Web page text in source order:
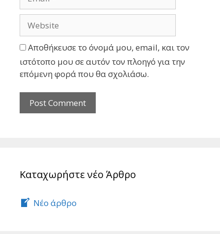
Αποθήκευσε το όνομά μου, email, και τον
ιστότοπο μου σε αυτόν τον πλοηγό για την
επόμενη φορά που θα σχολιάσω.
Καταχωρήστε νέο Άρθρο
Νέο άρθρο